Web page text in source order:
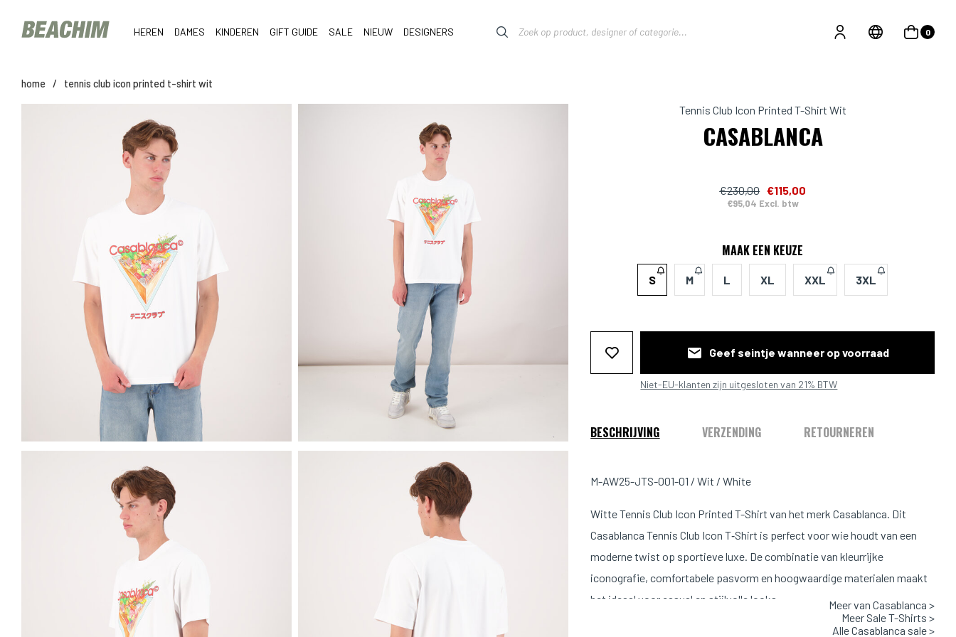
HEREN DAMES KINDEREN GIFT GUIDE SALE NIEUW DESIGNERS 0
home / tennis club icon printed t-shirt wit
Tennis Club Icon Printed T-Shirt Wit
CASABLANCA
€230,00 €115,00
€95,04 Excl. btw
MAAK EEN KEUZE
S M L XL XXL 3XL
Geef seintje wanneer op voorraad
Niet-EU-klanten zijn uitgesloten van 21% BTW
BESCHRIJVING VERZENDING RETOURNEREN
M-AW25-JTS-001-01 / Wit / White
Witte Tennis Club Icon Printed T-Shirt van het merk Casablanca. Dit
Casablanca Tennis Club Icon T‑Shirt is perfect voor wie houdt van een
moderne twist op sportieve luxe. De combinatie van kleurrijke
iconografie, comfortabele pasvorm en hoogwaardige materialen maakt
het ideaal voor casual en stijlvolle looks.
Meer van Casablanca >
Meer Sale T-Shirts >
Alle Casablanca sale >